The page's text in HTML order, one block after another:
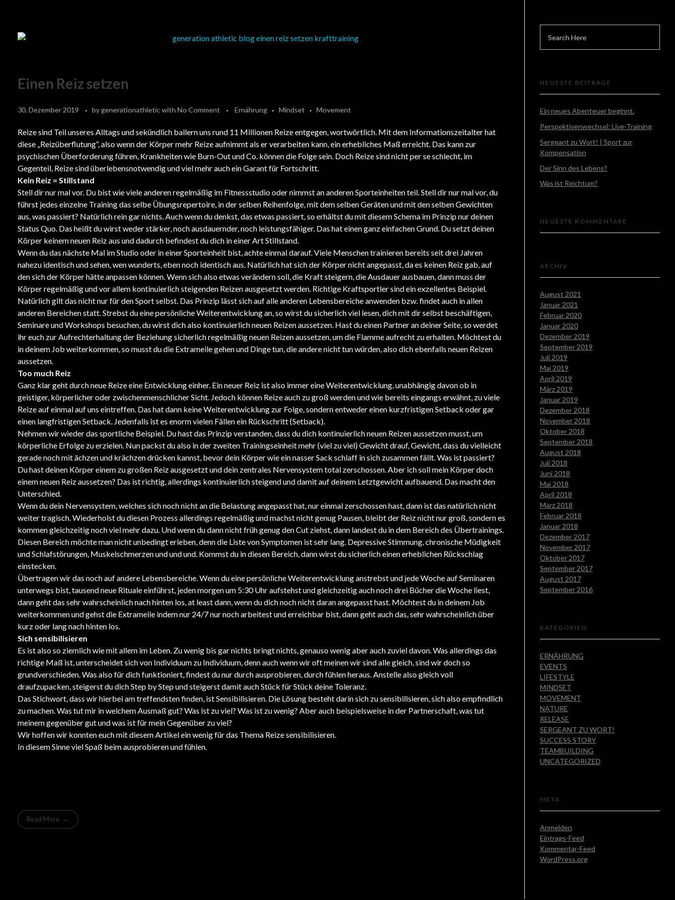
Einen Reiz setzen
30. Dezember 2019 by generationathleticwith No Comment Ernährung Mindset Movement
Reize sind Teil unseres Alltags und sekündlich ballern uns rund 11 Millionen Reize entgegen, wortwörtlich. Mit dem Informationszeitalter hat
diese „Reizüberflutung“, also wenn der Körper mehr Reize aufnimmt als er verarbeiten kann, ein erhebliches Maß erreicht. Das kann zur
psychischen Überforderung führen, Krankheiten wie Burn-Out und Co. können die Folge sein. Doch Reize sind nicht per se schlecht, im
Gegenteil, Reize sind überlebensnotwendig und viel mehr auch ein Garant für Fortschritt.
Kein Reiz = Stillstand
Stell dir nur mal vor. Du bist wie viele anderen regelmäßig im Fitnessstudio oder nimmst an anderen Sporteinheiten teil. Stell dir nur mal vor, du
führst jedes einzelne Training das selbe Übungsrepertoire, in der selben Reihenfolge, mit dem selben Geräten und mit den selben Gewichten
aus, was passiert? Natürlich rein gar nichts. Auch wenn du denkst, das etwas passiert, so erhältst du mit diesem Schema im Prinzip nur deinen
Status Quo. Das heißt du wirst weder stärker, noch ausdauernder, noch leistungsfähiger. Das hat einen ganz einfachen Grund. Du setzt deinen
Körper keinem neuen Reiz aus und dadurch befindest du dich in einer Art Stillstand.
Wenn du das nächste Mal im Studio oder in einer Sporteinheit bist, achte einmal darauf. Viele Menschen trainieren bereits seit drei Jahren
nahezu identisch und sehen, wen wunderts, eben noch identisch aus. Natürlich hat sich der Körper nicht angepasst, da es keinen Reiz gab, auf
den sich der Körper hätte anpassen können. Wenn sich also etwas verändern soll, die Kraft steigern, die Ausdauer ausbauen, dann muss der
Körper regelmäßig und vor allem kontinuierlich steigenden Reizen ausgesetzt werden. Richtige Kraftsportler sind ein exzellentes Beispiel.
Natürlich gilt das nicht nur für den Sport selbst. Das Prinzip lässt sich auf alle anderen Lebensbereiche anwenden bzw. findet auch in allen
anderen Bereichen statt. Strebst du eine persönliche Weiterentwicklung an, so wirst du sicherlich viel lesen, dich mit dir selbst beschäftigen,
Seminare und Workshops besuchen, du wirst dich also kontinuierlich neuen Reizen aussetzen. Hast du einen Partner an deiner Seite, so werdet
ihr euch zur Aufrechterhaltung der Beziehung sicherlich regelmäßig neuen Reizen aussetzen, um die Flamme aufrecht zu erhalten. Möchtest du
in deinem Job weiterkommen, so musst du die Extrameile gehen und Dinge tun, die andere nicht tun würden, also dich ebenfalls neuen Reizen
aussetzen.
Too much Reiz
Ganz klar geht durch neue Reize eine Entwicklung einher. Ein neuer Reiz ist also immer eine Weiterentwicklung, unabhängig davon ob in
geistiger, körperlicher oder zwischenmenschlicher Sicht. Jedoch können Reize auch zu groß werden und wie bereits eingangs erwähnt, zu viele
Reize auf einmal auf uns eintreffen. Das hat dann keine Weiterentwicklung zur Folge, sondern entweder einen kurzfristigen Setback oder gar
einen langfristigen Setback. Jedenfalls ist es enorm vielen Fällen ein Rückschritt (Setback).
Nehmen wir wieder das sportliche Beispiel. Du hast das Prinzip verstanden, dass du dich kontinuierlich neuen Reizen aussetzen musst, um
körperliche Erfolge zu erzielen. Nun packst du also in der zweiten Trainingseinheit mehr (viel zu viel) Gewicht drauf, Gewicht, dass du vielleicht
gerade noch mit ächzen und krächzen drücken kannst, bevor dein Körper wie ein nasser Sack schlaff in sich zusammen fällt. Was ist passiert?
Du hast deinen Körper einem zu großen Reiz ausgesetzt und dein zentrales Nervensystem total zerschossen. Aber ich soll mein Körper doch
einem neuen Reiz aussetzen? Das ist richtig, allerdings kontinuierlich steigend und damit auf deinem Letztgewicht aufbauend. Das macht den
Unterschied.
Wenn du dein Nervensystem, welches sich noch nicht an die Belastung angepasst hat, nur einmal zerschossen hast, dann ist das natürlich nicht
weiter tragisch. Wiederholst du diesen Prozess allerdings regelmäßig und machst nicht genug Pausen, bleibt der Reiz nicht nur groß, sondern es
kommen gleichzeitig noch viel mehr dazu. Und wenn du dann nicht früh genug den Cut ziehst, dann landest du in dem Bereich des Übertrainings.
Diesen Bereich möchte man nicht unbedingt erleben, denn die Liste von Symptomen ist sehr lang. Depressive Stimmung, chronische Müdigkeit
und Schlafstörungen, Muskelschmerzen und und und. Kommst du in diesen Bereich, dann wirst du sicherlich einen erheblichen Rückschlag
einstecken.
Übertragen wir das noch auf andere Lebensbereiche. Wenn du eine persönliche Weiterentwicklung anstrebst und jede Woche auf Seminaren
unterwegs bist, tausend neue Rituale einführst, jeden morgen um 5:30 Uhr aufstehst und gleichzeitig auch noch drei Bücher die Woche liest,
dann geht das sehr wahrscheinlich nach hinten los, at least dann, wenn du dich noch nicht daran angepasst hast. Möchtest du in deinem Job
weiterkommen und gehst die Extrameile indem nur 24/7 nur noch arbeitest und erreichbar bist, dann geht auch das, sehr wahrscheinlich über
kurz oder lang nach hinten los.
Sich sensibilisieren
Es ist also so ziemlich wie mit allem im Leben. Zu wenig bis gar nichts bringt nichts, genauso wenig aber auch zuviel davon. Was allerdings das
richtige Maß ist, unterscheidet sich von Individuum zu Individuum, denn auch wenn wir oft meinen wir sind alle gleich, sind wir doch so
grundverschieden. Was also für dich funktioniert, findest du nur durch ausprobieren, durch fühlen heraus. Anstelle also gleich voll
draufzupacken, steigerst du dich Step by Step und steigerst damit auch Stück für Stück deine Toleranz.
Das Stichwort, dass wir hierbei am treffendsten finden, ist Sensibilisieren. Die Lösung besteht darin sich zu sensibilisieren, sich also empfindlich
zu machen. Was tut mir in welchem Ausmaß gut? Was ist zu viel? Was ist zu wenig? Aber auch beispielsweise in der Partnerschaft, was tut
meinem gegenüber gut und was ist für mein Gegenüber zu viel?
Wir hoffen wir konnten euch mit diesem Artikel ein wenig für das Thema Reize sensibilisieren.
In diesem Sinne viel Spaß beim ausprobieren und fühlen.
Read More
NEUESTE BEITRÄGE
Ein neues Abenteuer beginnt.
Perspektivenwechsel: Live-Training
Sergeant zu Wort! | Sport zur
Kompensation
Der Sinn des Lebens?
Was ist Reichtum?
NEUESTE KOMMENTARE
ARCHIV
August 2021
Januar 2021
Februar 2020
Januar 2020
Dezember 2019
September 2019
Juli 2019
Mai 2019
April 2019
März 2019
Januar 2019
Dezember 2018
November 2018
Oktober 2018
September 2018
August 2018
Juli 2018
Juni 2018
Mai 2018
April 2018
März 2018
Februar 2018
Januar 2018
Dezember 2017
November 2017
Oktober 2017
September 2017
August 2017
September 2016
KATEGORIEN
ERNÄHRUNG
EVENTS
LIFESTYLE
MINDSET
MOVEMENT
NATURE
RELEASE
SERGEANT ZU WORT!
SUCCESS STORY
TEAMBUILDING
UNCATEGORIZED
META
Anmelden
Eintrags-Feed
Kommentar-Feed
WordPress.org